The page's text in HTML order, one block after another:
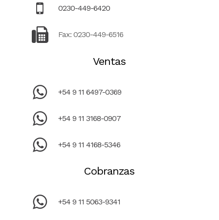
0230-449-6420
Fax: 0230-449-6516
Ventas
+54 9 11 6497-0369
+54 9 11 3168-0907
+54 9 11 4168-5346
Cobranzas
+54 9 11 5063-9341